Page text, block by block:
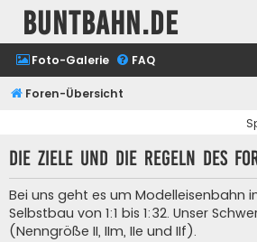
buntbahn.de
Foto-Galerie FAQ
Foren-Übersicht
Die Ziele und die Regeln des
Bei uns geht es um Modelleisenbahn
Selbstbau von 1:1 bis 1:32. Unser
(Nenngröße II, IIm, IIe und IIf).